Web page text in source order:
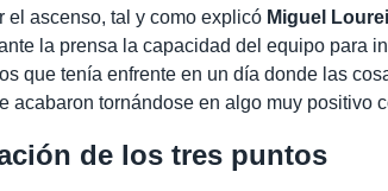
el ascenso, tal y como explicó Miguel
la prensa la capacidad del equipo para
que tenía enfrente en un día donde las
acabaron tornándose en algo muy positivo
de los tres puntos